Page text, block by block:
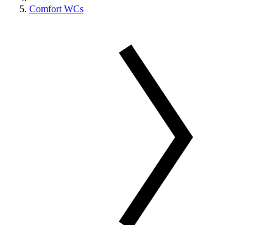
Comfort WCs